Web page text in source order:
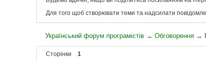
Для того щоб створювати теми та надсилати
Український форум програмістів →Обговорення →
Сторінки 1